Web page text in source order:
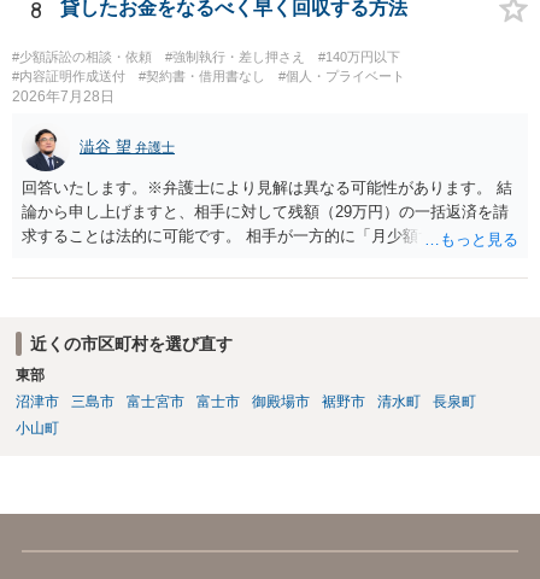
とが考えられますが、 パパ活の契約は、売春防止法に抵触する契約
条）となるため、相手方に請求できない可能性が高いです。 ・相手の
氏名や住所が分からない状態でも対応可能なのか ⇒訴訟等の裁判上の
手続を利用する場合には、原則として相手方の住所・氏名を把握して
8 貸したお金をなるべく早く回収する方法
#少額訴訟の相談・依頼 #強制執行・差し押さえ
#140万円以下
#内容証明作成送付
#契約書・借用書なし #個人・プライベート
2026年7月28日
澁谷 望 弁護士
回答いたします。※弁護士により見解は異なる可能性があります。 結
論から申し上げますと、相手に対して残額（29万円）の一括返済を請
求することは法的に可能です。 相手が一方的に「月少額ずつ返す」と
は成立していません。当初の返済期日も過ぎているため、一括返済を
です。 分割拒否と一括請求の通知：PayPayのメッセージ等で「分割
払いには同意していないため、残額の一括払いを求める」旨を明確に
伝えます。 相手の本名・住所の確認：応じない場合に法的手段（少額
訴訟など）をとるには、相手の身元が必要です。分からない場合は、
まず本名や住所の特定を進めてください。 相手が購入した高額商品
近くの市区町村を選び直す
東部
沼津市
三島市 富士宮市 富士市 御殿場市 裾野市 清水町
長泉町
小山町